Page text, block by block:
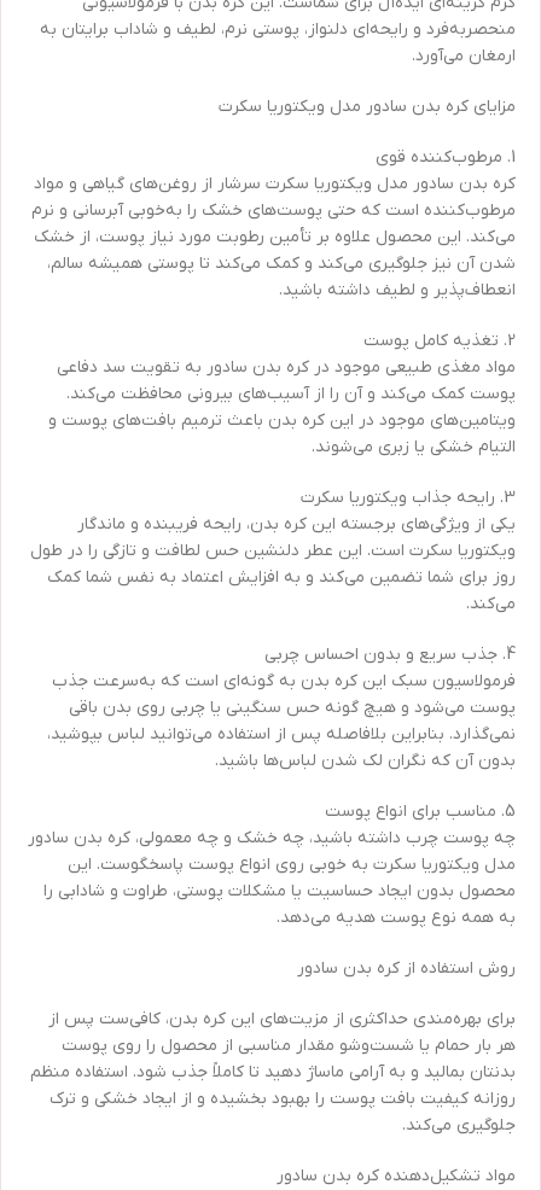
منحصربه‌فرد و رایحه‌ای دلنواز، پوستی نرم، لطیف و شاداب برایتان به
ارمغان می‌آورد.
مزایای کره بدن سادور مدل ویکتوریا سکرت
1. مرطوب‌کننده قوی
کره بدن سادور مدل ویکتوریا سکرت سرشار از روغن‌های گیاهی و مواد
مرطوب‌کننده است که حتی پوست‌های خشک را به‌خوبی آبرسانی و نرم
می‌کند. این محصول علاوه بر تأمین رطوبت مورد نیاز پوست، از خشک
شدن آن نیز جلوگیری می‌کند و کمک می‌کند تا پوستی همیشه سالم،
انعطاف‌پذیر و لطیف داشته باشید.
2. تغذیه کامل پوست
مواد مغذی طبیعی موجود در کره بدن سادور به تقویت سد دفاعی
پوست کمک می‌کند و آن را از آسیب‌های بیرونی محافظت می‌کند.
ویتامین‌های موجود در این کره بدن باعث ترمیم بافت‌های پوست و
التیام خشکی یا زبری می‌شوند.
3. رایحه جذاب ویکتوریا سکرت
یکی از ویژگی‌های برجسته این کره بدن، رایحه فریبنده و ماندگار
ویکتوریا سکرت است. این عطر دلنشین حس لطافت و تازگی را در طول
روز برای شما تضمین می‌کند و به افزایش اعتماد به نفس شما کمک
می‌کند.
4. جذب سریع و بدون احساس چربی
فرمولاسیون سبک این کره بدن به گونه‌ای است که به‌سرعت جذب
پوست می‌شود و هیچ گونه حس سنگینی یا چربی روی بدن باقی
نمی‌گذارد. بنابراین بلافاصله پس از استفاده می‌توانید لباس بپوشید،
بدون آن که نگران لک شدن لباس‌ها باشید.
5. مناسب برای انواع پوست
چه پوست چرب داشته باشید، چه خشک و چه معمولی، کره بدن سادور
مدل ویکتوریا سکرت به خوبی روی انواع پوست پاسخگوست. این
محصول بدون ایجاد حساسیت یا مشکلات پوستی، طراوت و شادابی را
به همه نوع پوست هدیه می‌دهد.
روش استفاده از کره بدن سادور
برای بهره‌مندی حداکثری از مزیت‌های این کره بدن، کافی‌ست پس از
هر بار حمام یا شست‌وشو مقدار مناسبی از محصول را روی پوست
بدنتان بمالید و به آرامی ماساژ دهید تا کاملاً جذب شود. استفاده منظم
روزانه کیفیت بافت پوست را بهبود بخشیده و از ایجاد خشکی و ترک
جلوگیری می‌کند.
مواد تشکیل‌دهنده کره بدن سادور